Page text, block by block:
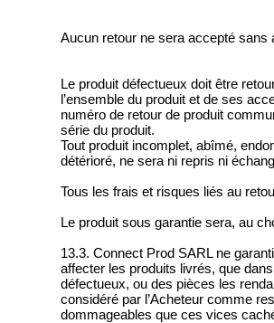
Aucun retour ne sera accepté sans
Le produit défectueux doit être
l’ensemble du produit et de ses
numéro de retour de produit
série du produit.
Tout produit incomplet, abîmé,
détérioré, ne sera ni repris ni
Tous les frais et risques liés au
Le produit sous garantie sera, au
13.3. Connect Prod SARL ne
affecter les produits livrés, que
défectueux, ou des pièces les
considéré par l’Acheteur comme
dommageables que ces vices